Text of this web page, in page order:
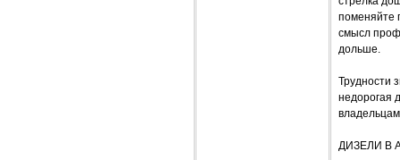
поменяйте
смысл
дольше.
Трудности
недорогая
ДИЗЕЛИ В